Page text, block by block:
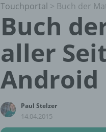
Touchportal > Buch der
Buch
aller
Android
Paul Stelzer
14.04.2015